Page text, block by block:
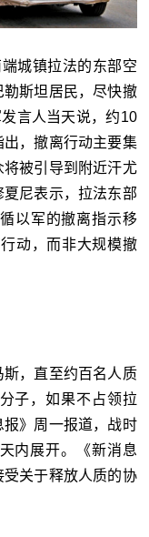
城镇拉法的东部空
斯坦居民，尽快撤
言人当天说，约10
，撤离行动主要集
被引导到附近汗尤
尼表示，拉法东部
以军的撤离指示移
动，而非大规模撤
，直至约百名人质
子，如果不占领拉
》周一报道，战时
内展开。《新消息
关于释放人质的协